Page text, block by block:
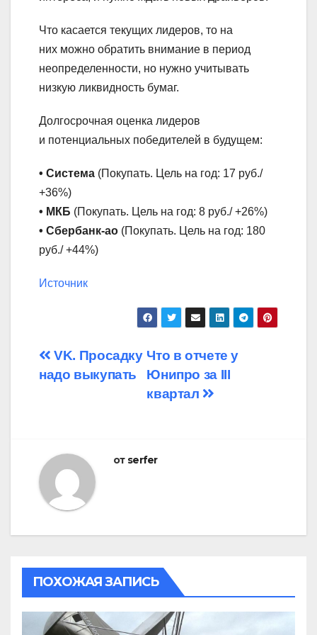
Что касается текущих лидеров, то на
них можно обратить внимание в период
неопределенности, но нужно учитывать
низкую ликвидность бумаг.
Долгосрочная оценка лидеров
и потенциальных победителей в будущем:
• Система (Покупать. Цель на год: 17 руб./
+36%)
• МКБ (Покупать. Цель на год: 8 руб./ +26%)
• Сбербанк-ао (Покупать. Цель на год: 180
руб./ +44%)
Источник
Навигация
по
Что в отчете у
Юнипро за III
квартал
VK. Просадку
надо выкупать
от serfer
ПОХОЖАЯ ЗАПИСЬ